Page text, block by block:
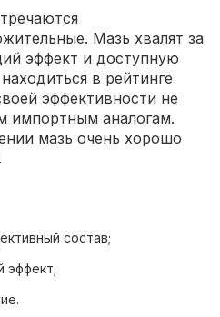
Мазь хвалят за
эффект и доступную
в рейтинге
эффективности не
импортным аналогам.
мазь очень хорошо
состав;
эффект;